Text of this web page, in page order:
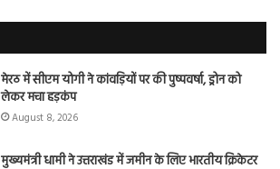
मेरठ में सीएम योगी ने कांवड़ियों पर की पुष्पवर्षा, ड्रोन को
लेकर मचा हड़कंप
August 8, 2026
मुख्यमंत्री धामी ने उत्तराखंड में जमीन के लिए भारतीय क्रिकेटर